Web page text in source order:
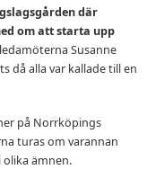
där
om att starta upp
Susanne
då alla var kallade till en
på Norrköpings
turas om varannan
olika ämnen.